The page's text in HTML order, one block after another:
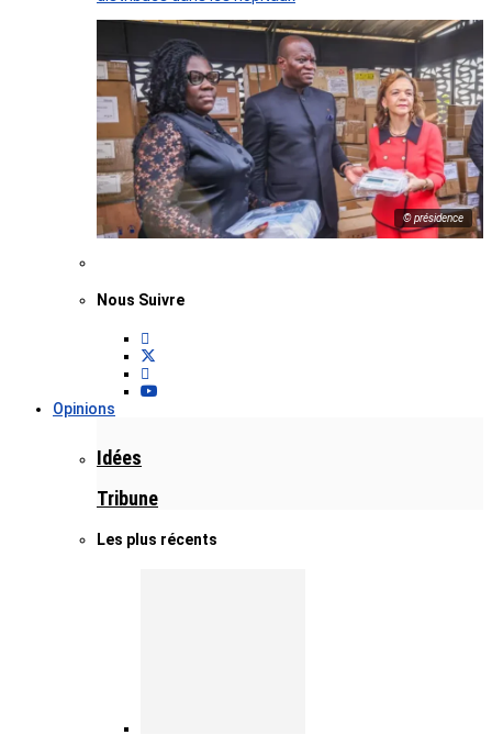
© présidence
Nous Suivre
Opinions
Idées
Tribune
Les plus récents